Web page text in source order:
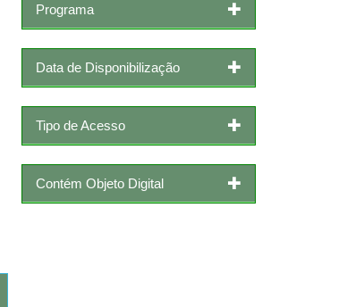
Programa
Data de Disponibilização
Tipo de Acesso
Contém Objeto Digital